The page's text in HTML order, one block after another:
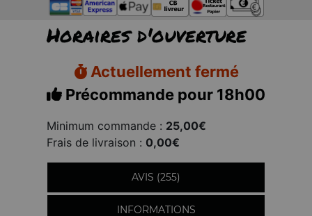
Horaires d'ouverture
Actuellement fermé
Précommande pour 18h00
Minimum commande : 25,00€
Frais de livraison : 0,00€
AVIS (255)
INFORMATIONS